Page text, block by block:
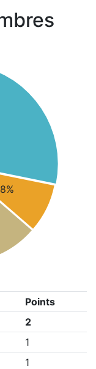
8%
Points
2
1
1